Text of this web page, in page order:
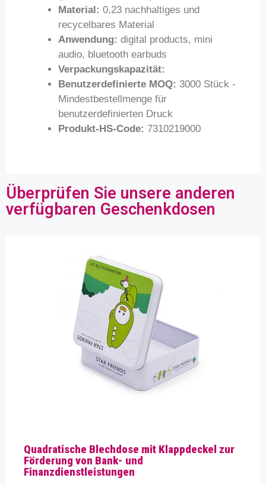
Material: 0,23 nachhaltiges und
recycelbares Material
Anwendung: digital products, mini
audio, bluetooth earbuds
Verpackungskapazität:
Benutzerdefinierte MOQ: 3000 Stück -
Mindestbestellmenge für
benutzerdefinierten Druck
Produkt-HS-Code: 7310219000
Überprüfen Sie unsere anderen
verfügbaren Geschenkdosen
Quadratische Blechdose mit Klappdeckel zur
Förderung von Bank- und
Finanzdienstleistungen